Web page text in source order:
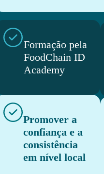
Formação pela
FoodChain ID
Academy
Promover a
confiança e a
consistência
em nível local